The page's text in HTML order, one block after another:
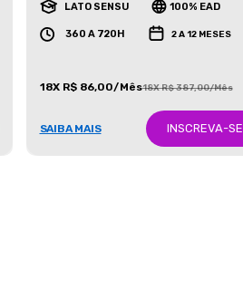
LATO SENSU 100% EAD
360 A 720H 2 A 12 MESES
18X R$ 86,00/Mês18X R$ 387,00/Mês
SAIBA MAIS INSCREVA-SE